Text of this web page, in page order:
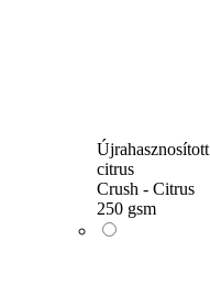
Újrahasznosított
citrus
Crush - Citrus
250 gsm